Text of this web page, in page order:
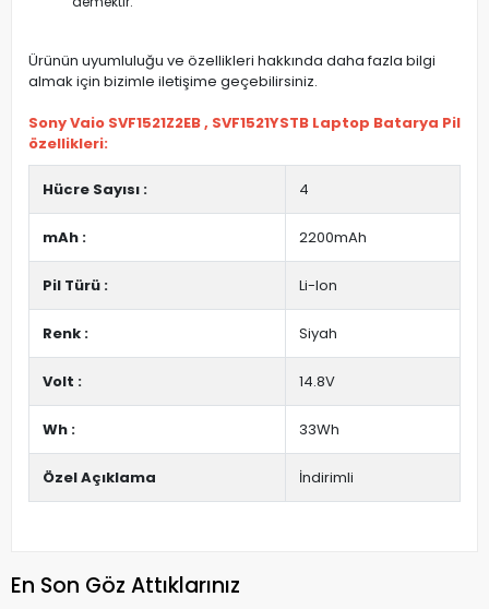
Ürünün uyumluluğu ve özellikleri hakkında daha fazla bilgi
almak için bizimle iletişime geçebilirsiniz.
Sony Vaio SVF1521Z2EB , SVF1521YSTB Laptop Batarya Pil
özellikleri:
Hücre Sayısı : 4
mAh : 2200mAh
Pil Türü : Li-Ion
Renk : Siyah
Volt : 14.8V
Wh : 33Wh
Özel Açıklama İndirimli
En Son Göz Attıklarınız